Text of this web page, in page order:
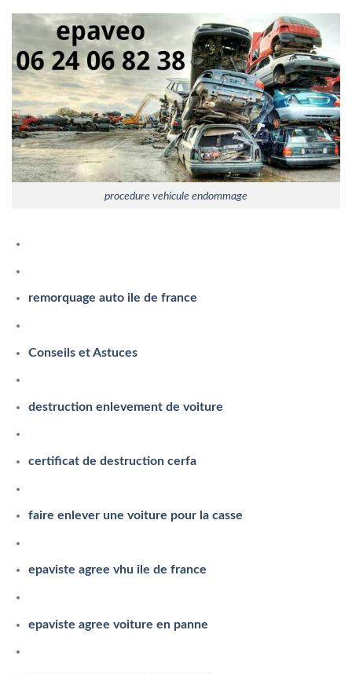
procedure vehicule endommage
remorquage auto ile de france
Conseils et Astuces
destruction enlevement de voiture
certificat de destruction cerfa
faire enlever une voiture pour la casse
epaviste agree vhu ile de france
epaviste agree voiture en panne